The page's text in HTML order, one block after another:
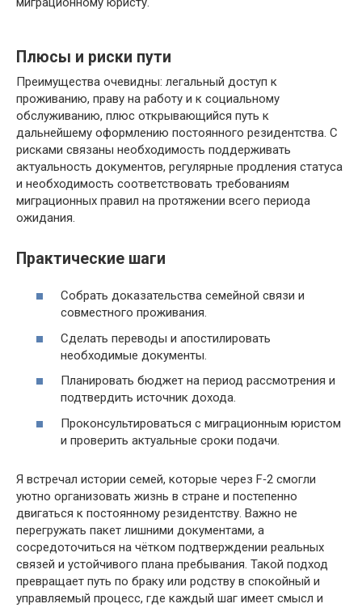
Плюсы и риски пути
Преимущества очевидны: легальный доступ к
проживанию, праву на работу и к социальному
обслуживанию, плюс открывающийся путь к
дальнейшему оформлению постоянного резидентства. С
рисками связаны необходимость поддерживать
актуальность документов, регулярные продления статуса
и необходимость соответствовать требованиям
миграционных правил на протяжении всего периода
ожидания.
Практические шаги
Собрать доказательства семейной связи и
совместного проживания.
Сделать переводы и апостилировать
необходимые документы.
Планировать бюджет на период рассмотрения и
подтвердить источник дохода.
Проконсультироваться с миграционным юристом
и проверить актуальные сроки подачи.
Я встречал истории семей, которые через F‑2 смогли
уютно организовать жизнь в стране и постепенно
двигаться к постоянному резидентству. Важно не
перегружать пакет лишними документами, а
сосредоточиться на чётком подтверждении реальных
связей и устойчивого плана пребывания. Такой подход
превращает путь по браку или родству в спокойный и
управляемый процесс, где каждый шаг имеет смысл и